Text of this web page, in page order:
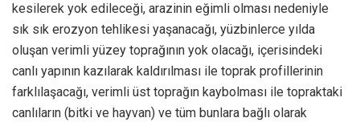
kesilerek yok edileceği, arazinin eğimli olması nedeniyle
sık sık erozyon tehlikesi yaşanacağı, yüzbinlerce yılda
oluşan verimli yüzey toprağının yok olacağı, içerisindeki
canlı yapının kazılarak kaldırılması ile toprak profillerinin
farklılaşacağı, verimli üst toprağın kaybolması ile topraktaki
canlıların (bitki ve hayvan) ve tüm bunlara bağlı olarak